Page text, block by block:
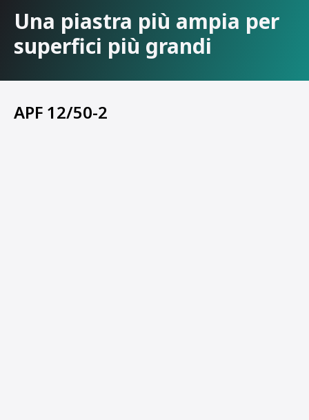
Una piastra più ampia per
superfici più grandi
APF 12/50-2